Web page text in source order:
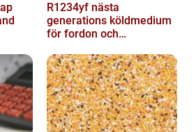
R1234yf nästa
generations köldmedium
för fordon och